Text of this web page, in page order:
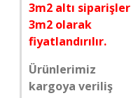
3m2 altı siparişler
3m2 olarak
fiyatlandırılır.
Ürünlerimiz
kargoya veriliş